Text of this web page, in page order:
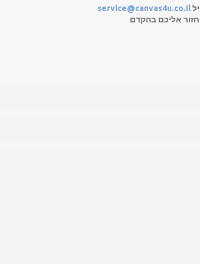
service@canvas4u.co.il
אליכם בהקדם